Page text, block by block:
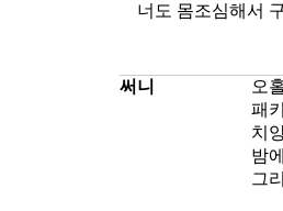
너도 몸조심해서
써니
오
패
치
밤
그